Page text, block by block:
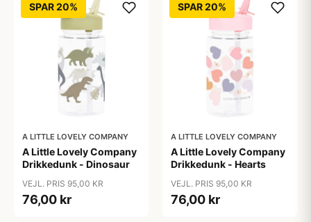
SPAR 20%
A LITTLE LOVELY COMPANY
A Little Lovely Company
Drikkedunk - Dinosaur
VEJL. PRIS 95,00 KR
76,00 kr
SPAR 20%
A LITTLE LOVELY COMPANY
A Little Lovely Company
Drikkedunk - Hearts
VEJL. PRIS 95,00 KR
76,00 kr